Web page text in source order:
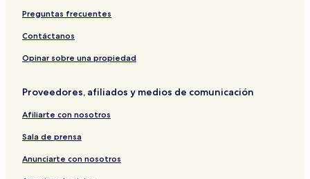
Preguntas frecuentes
Contáctanos
Opinar sobre una propiedad
Proveedores, afiliados y medios de comunicación
Afiliarte con nosotros
Sala de prensa
Anunciarte con nosotros